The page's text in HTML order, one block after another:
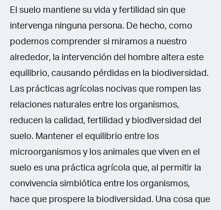
El suelo mantiene su vida y fertilidad sin que
intervenga ninguna persona. De hecho, como
podemos comprender si miramos a nuestro
alrededor, la intervención del hombre altera este
equilibrio, causando pérdidas en la biodiversidad.
Las prácticas agrícolas nocivas que rompen las
relaciones naturales entre los organismos,
reducen la calidad, fertilidad y biodiversidad del
suelo. Mantener el equilibrio entre los
microorganismos y los animales que viven en el
suelo es una práctica agrícola que, al permitir la
convivencia simbiótica entre los organismos,
hace que prospere la biodiversidad. Una cosa que